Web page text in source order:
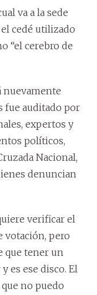
va a la sede
cedé utilizado
“el cerebro de
nuevamente
fue auditado por
expertos y
políticos,
Nacional,
denuncian
verificar el
votación, pero
que tener un
es ese disco. El
no puedo